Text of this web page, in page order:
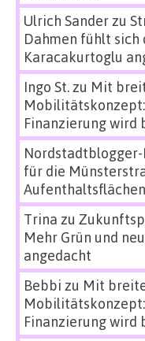
Ulrich Sanderzu
Dahmen fühlt sich
Karacakurtoglu
Ingo St.zu Mit
Finanzierung wird
für die
Trina zu
Mehr Grün und
angedacht
Bebbi zu Mit
Finanzierung wird